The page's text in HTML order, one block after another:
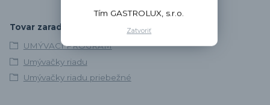
Tovar zaradený v kategóriách
UMÝVACÍ PROGRAM
Umývačky riadu
Umývačky riadu priebežné
Tím GASTROLUX, s.r.o.
Zatvoriť